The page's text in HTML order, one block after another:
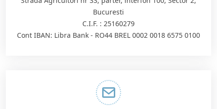
Bucuresti
C.I.F. : 25160279
Cont IBAN: Libra Bank - RO44 BREL 0002 0018 6575 0100